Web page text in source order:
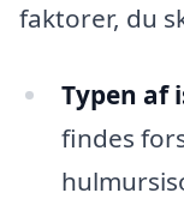
faktorer, du
Typen af
findes